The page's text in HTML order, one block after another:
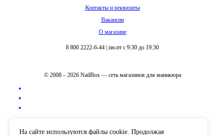
Контакты и реквизиты
Вакансии
О магазине
8 800 2222-6-44 пн-пт с 9:30 до 19:30
© 2008 – 2026 NailBox — сеть магазинов для маникюра
На сайте используются файлы cookie. Продолжая